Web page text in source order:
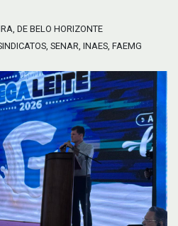
DE BELO HORIZONTE
SENAR, INAES, FAEMG